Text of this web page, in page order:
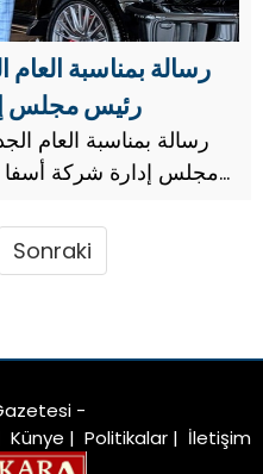
رسالة بمناسبة
رئيس مجلس
رسالة بمناسبة العام
الخيري، رسالة بمناسبة العام الجديد.
Sonraki
-
Künye | Politikalar | İletişim